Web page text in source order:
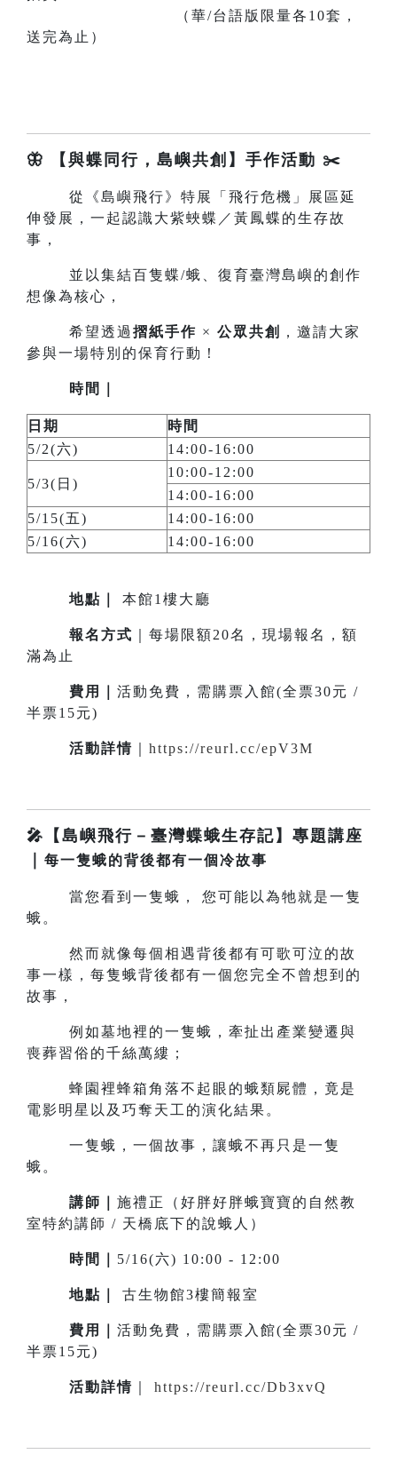
（華/台語版限量各10套，
送完為止）
🦋 【與蝶同行，島嶼共創】手作活動 ✂️
從《島嶼飛行》特展「飛行危機」展區延
伸發展，一起認識大紫蛺蝶／黃鳳蝶的生存故
事，
並以集結百隻蝶/蛾、復育臺灣島嶼的創作
想像為核心，
希望透過 摺紙手作 × 公眾共創
，邀請大家
參與一場特別的保育行動！
時間｜
日期
時間
5/2(六)
14:00-16:00
5/3(日)
10:00-12:00
14:00-16:00
5/15(五)
14:00-16:00
5/16(六)
14:00-16:00
地點 本館1樓大廳
報名方式
｜每場限額20名，現場報名，額
滿為止
費用｜ 活動免費，需購票入館(全票30元 /
半票15元)
活動詳情 https://reurl.cc/epV3M
🎤【島嶼飛行－臺灣蝶蛾生存記】專題講座
每一隻蛾的背後都有一個冷故事
當您看到一隻蛾， 您可能以為牠就是一隻
蛾。
然而就像每個相遇背後都有可歌可泣的故
事一樣，每隻蛾背後都有一個您完全不曾想到的
故事，
例如墓地裡的一隻蛾，牽扯出產業變遷與
喪葬習俗的千絲萬縷；
蜂園裡蜂箱角落不起眼的蛾類屍體，竟是
電影明星以及巧奪天工的演化結果。
一隻蛾，一個故事，讓蛾不再只是一隻
蛾。
講師｜ 施禮正（好胖好胖蛾寶寶的自然教
室特約講師 / 天橋底下的說蛾人）
時間｜ 5/16(六) 10:00 - 12:00
地點｜ 古生物館3樓簡報室
費用｜ 活動免費，需購票入館(全票30元 /
半票15元)
活動詳情 https://reurl.cc/Db3xvQ